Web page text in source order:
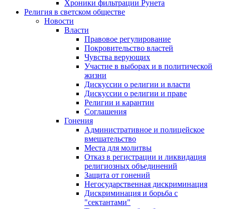
Хроники фильтрации Рунета
Религия в светском обществе
Новости
Власти
Правовое регулирование
Покровительство властей
Чувства верующих
Участие в выборах и в политической
жизни
Дискуссии о религии и власти
Дискуссии о религии и праве
Религии и карантин
Соглашения
Гонения
Административное и полицейское
вмешательство
Места для молитвы
Отказ в регистрации и ликвидация
религиозных объединений
Защита от гонений
Негосударственная дискриминация
Дискриминация и борьба с
"сектантами"